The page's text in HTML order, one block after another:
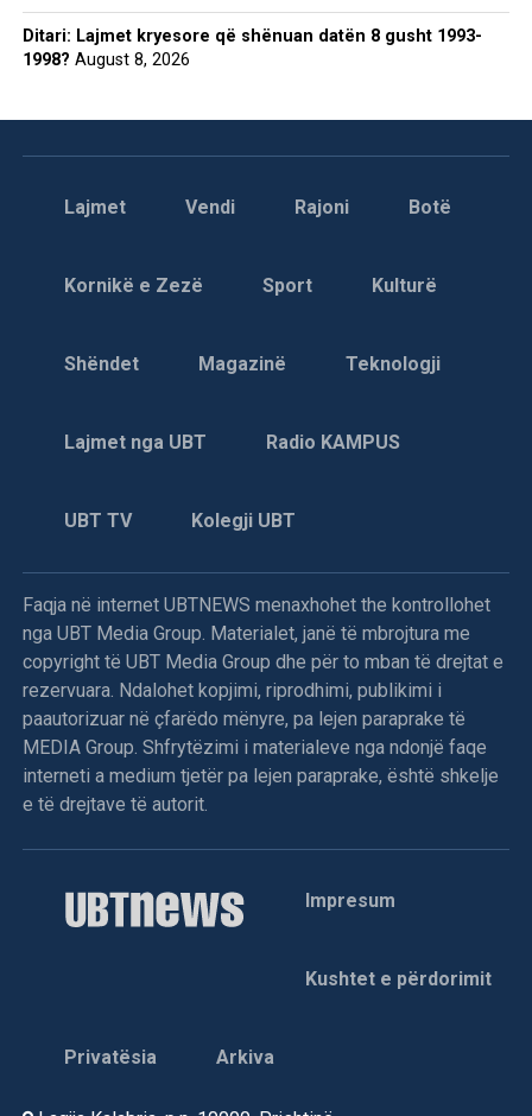
Ditari: Lajmet kryesore që shënuan datën 8 gusht 1993-
1998? August 8, 2026
Lajmet Vendi Rajoni Botë
Kornikë e Zezë Sport Kulturë
Shëndet Magazinë Teknologji
Lajmet nga UBT Radio KAMPUS
UBT TV Kolegji UBT
Faqja në internet UBTNEWS menaxhohet the kontrollohet
nga UBT Media Group. Materialet, janë të mbrojtura me
copyright të UBT Media Group dhe për to mban të drejtat e
rezervuara. Ndalohet kopjimi, riprodhimi, publikimi i
paautorizuar në çfarëdo mënyre, pa lejen paraprake të
MEDIA Group. Shfrytëzimi i materialeve nga ndonjë faqe
interneti a medium tjetër pa lejen paraprake, është shkelje
e të drejtave të autorit.
Impresum
Kushtet e përdorimit
Privatësia Arkiva